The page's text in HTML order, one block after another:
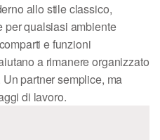
allo stile classico,
per qualsiasi ambiente
e funzioni
a rimanere organizzato
partner semplice, ma
di lavoro.